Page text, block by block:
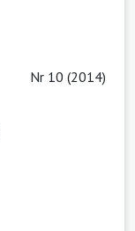
Nr 10 (2014)